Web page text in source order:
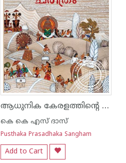
ആധുനിക കേരളത്തിന്റെ സാംസ്കരിക ചരിത്രം
കെ കെ എസ് ദാസ്
Pusthaka Prasadhaka Sangham
Add to Cart